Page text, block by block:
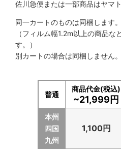
佐川急便または一部商品はヤマ
同一カートのものは同梱します。
（フィルム幅1.2m以上の商品な
す。）
別カートの場合は同梱しません。
普通
商品代金(税込)
~21,999円
本州
四国
九州
1,100円